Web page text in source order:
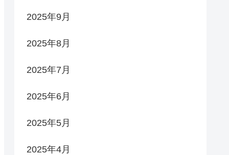
2025年9月
2025年8月
2025年7月
2025年6月
2025年5月
2025年4月